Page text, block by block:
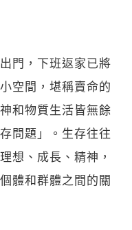
門，下班返家已將
空間，堪稱賣命的
和物質生活皆無餘
問題」。生存往往
想、成長、精神，
體和群體之間的關